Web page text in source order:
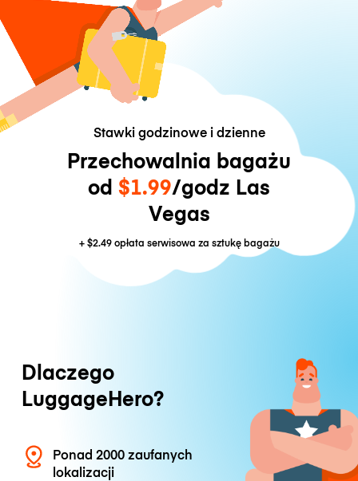
Stawki godzinowe i dzienne
Przechowalnia bagażu
od $1.99/godz Las
Vegas
+$2.49opłata serwisowa za sztukę bagażu
Dlaczego
LuggageHero?
Ponad 2000 zaufanych
lokalizacji